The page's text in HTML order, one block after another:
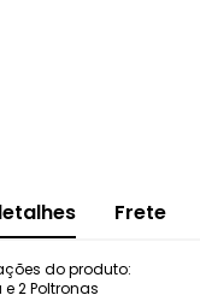
Frete
do produto:
2 Poltronas